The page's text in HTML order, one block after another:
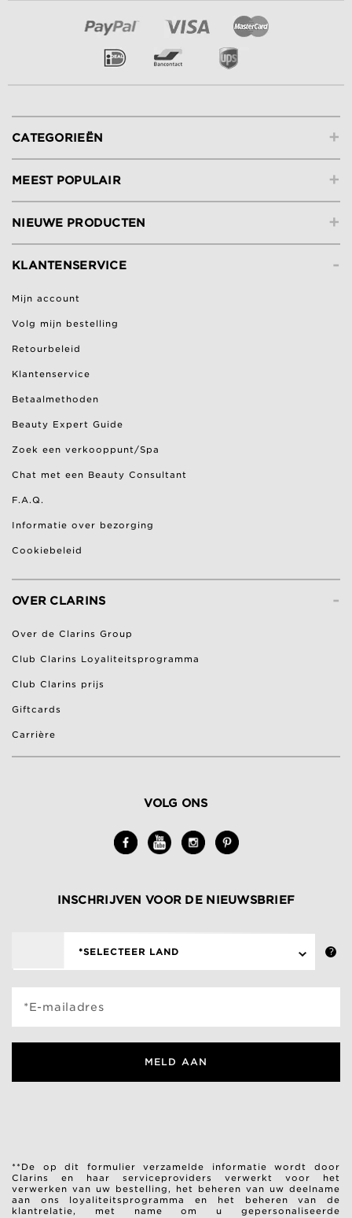
+
CATEGORIEËN
+
MEEST POPULAIR
+
NIEUWE PRODUCTEN
-
KLANTENSERVICE
Mijn account
Volg mijn bestelling
Retourbeleid
Klantenservice
Betaalmethoden
Beauty Expert Guide
Zoek een verkooppunt/Spa
Chat met een Beauty Consultant
F.A.Q.
Informatie over bezorging
Cookiebeleid
-
OVER CLARINS
Over de Clarins Group
Club Clarins Loyaliteitsprogramma
Club Clarins prijs
Giftcards
Carrière
VOLG ONS
INSCHRIJVEN VOOR DE NIEUWSBRIEF
*SELECTEER LAND
*E-mailadres
MELD AAN
**De op dit formulier verzamelde informatie wordt door
Clarins en haar serviceproviders verwerkt voor het
verwerken van uw bestelling, het beheren van uw deelname
aan ons loyaliteitsprogramma en het beheren van de
klantrelatie, met name om u gepersonaliseerde